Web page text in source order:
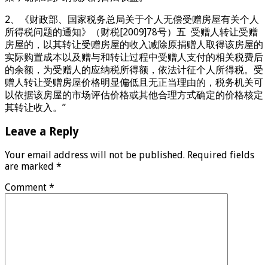
2、《财政部、国家税务总局关于个人无偿受赠房屋有关个人
所得税问题的通知》（财税[2009]78号）五 受赠人转让受赠
房屋的，以其转让受赠房屋的收入减除原捐赠人取得该房屋的
实际购置成本以及赠与和转让过程中受赠人支付的相关税费后
的余额，为受赠人的应纳税所得额，依法计征个人所得税。受
赠人转让受赠房屋价格明显偏低且无正当理由的，税务机关可
以依据该房屋的市场评估价格或其他合理方式确定的价格核定
其转让收入。”
Leave a Reply
Your email address will not be published. Required fields
are marked *
Comment *